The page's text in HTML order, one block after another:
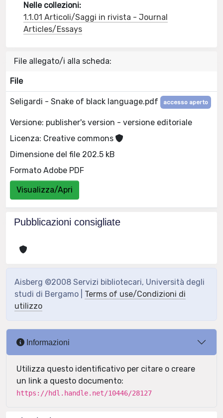
Nelle collezioni:
1.1.01 Articoli/Saggi in rivista - Journal
Articles/Essays
File allegato/i alla scheda:
File
Seligardi - Snake of black language.pdf accesso aperto
Versione: publisher's version - versione editoriale
Licenza: Creative commons
Dimensione del file 202.5 kB
Formato Adobe PDF
Visualizza/Apri
Pubblicazioni consigliate
Aisberg ©2008 Servizi bibliotecari, Università degli
studi di Bergamo | Terms of use/Condizioni di
utilizzo
Informazioni
Utilizza questo identificativo per citare o creare
un link a questo documento:
https://hdl.handle.net/10446/28127